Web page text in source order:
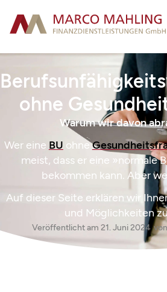
ohne
Warum wir davon
Wer eine BU ohne
meist, dass er eine »normale
bekommen kann. Aber
Auf dieser Seite erklären wir
und Möglichkeiten
Veröffentlicht am 21. Juni 2024 von